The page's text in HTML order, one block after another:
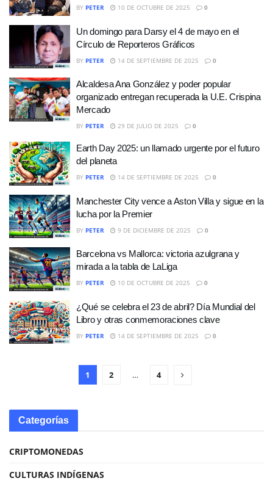
BY PETER 10 DE OCTUBRE DE 2025 0
Un domingo para Darsy el 4 de mayo en el
Círculo de Reporteros Gráficos
BY PETER 14 DE SEPTIEMBRE DE 2025 0
Alcaldesa Ana González y poder popular
organizado entregan recuperada la U.E. Crispina
Mercado
BY PETER 29 DE JULIO DE 2025 0
Earth Day 2025: un llamado urgente por el futuro
del planeta
BY PETER 14 DE SEPTIEMBRE DE 2025 0
Manchester City vence a Aston Villa y sigue en la
lucha por la Premier
BY PETER 9 DE DICIEMBRE DE 2025 0
Barcelona vs Mallorca: victoria azulgrana y
mirada a la tabla de LaLiga
BY PETER 10 DE OCTUBRE DE 2025 0
¿Qué se celebra el 23 de abril? Día Mundial del
Libro y otras conmemoraciones clave
BY PETER 14 DE SEPTIEMBRE DE 2025 0
1 2 … 4
Categorías
CRIPTOMONEDAS
CULTURAS INDÍGENAS